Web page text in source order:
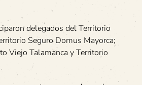
delegados del Territorio
Seguro Domus Mayorca;
Viejo Talamanca y Territorio